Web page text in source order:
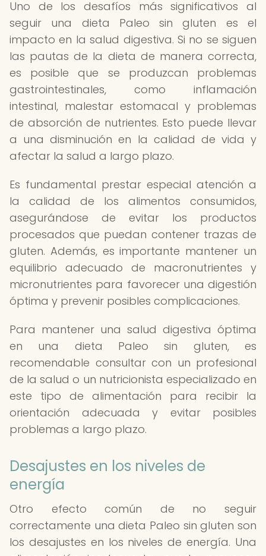
Uno de los desafíos más significativos al
seguir una dieta Paleo sin gluten es el
impacto en la salud digestiva. Si no se siguen
las pautas de la dieta de manera correcta,
es posible que se produzcan problemas
gastrointestinales, como inflamación
intestinal, malestar estomacal y problemas
de absorción de nutrientes. Esto puede llevar
a una disminución en la calidad de vida y
afectar la salud a largo plazo.
Es fundamental prestar especial atención a
la calidad de los alimentos consumidos,
asegurándose de evitar los productos
procesados que puedan contener trazas de
gluten. Además, es importante mantener un
equilibrio adecuado de macronutrientes y
micronutrientes para favorecer una digestión
óptima y prevenir posibles complicaciones.
Para mantener una salud digestiva óptima
en una dieta Paleo sin gluten, es
recomendable consultar con un profesional
de la salud o un nutricionista especializado en
este tipo de alimentación para recibir la
orientación adecuada y evitar posibles
problemas a largo plazo.
Desajustes en los niveles de
energía
Otro efecto común de no seguir
correctamente una dieta Paleo sin gluten son
los desajustes en los niveles de energía. Una